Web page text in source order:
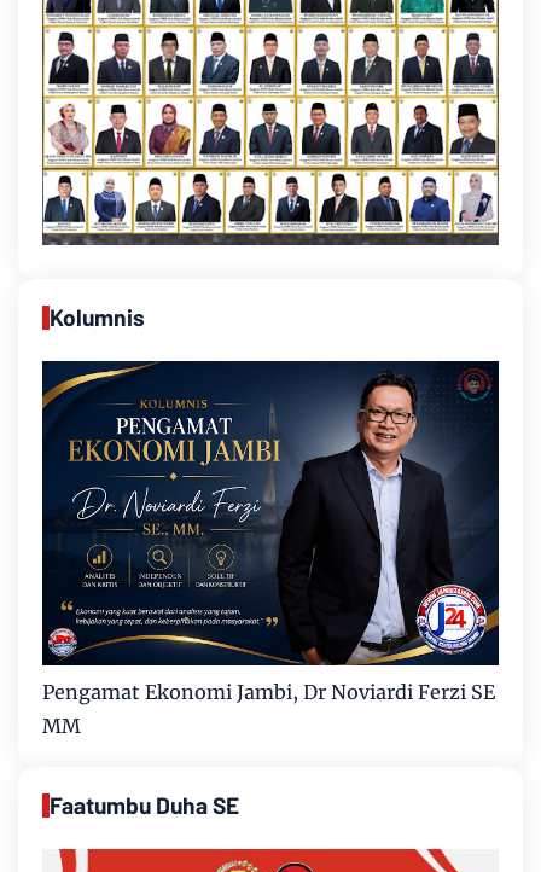
Kolumnis
Pengamat Ekonomi Jambi, Dr Noviardi Ferzi SE
MM
Faatumbu Duha SE